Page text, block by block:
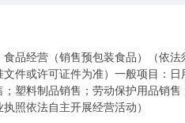
品经营（销售预包装食品）（依
件或许可证件为准）一般项目：
塑料制品销售；劳动保护用品销
照依法自主开展经营活动）